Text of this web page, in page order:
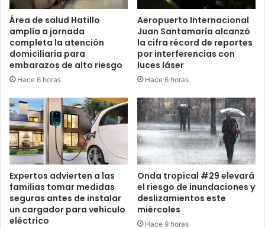
Área de salud Hatillo
amplía a jornada
completa la atención
domiciliaria para
embarazos de alto riesgo
Hace 6 horas
Aeropuerto Internacional
Juan Santamaría alcanzó
la cifra récord de reportes
por interferencias con
luces láser
Hace 6 horas
Expertos advierten a las
familias tomar medidas
seguras antes de instalar
un cargador para vehículo
eléctrico
Onda tropical #29 elevará
el riesgo de inundaciones y
deslizamientos este
miércoles
Hace 9 horas